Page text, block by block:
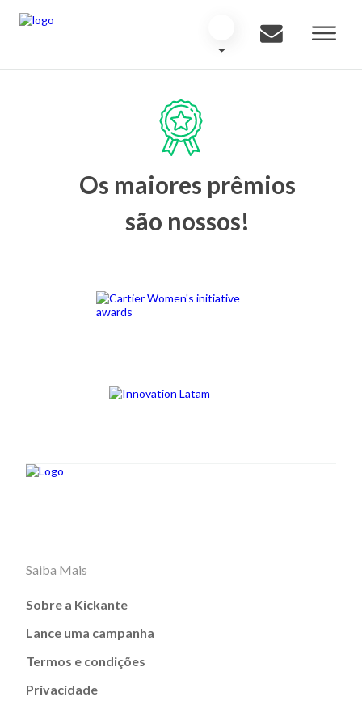
Os maiores prêmios
são nossos!
Saiba Mais
Sobre a Kickante
Lance uma campanha
Termos e condições
Privacidade